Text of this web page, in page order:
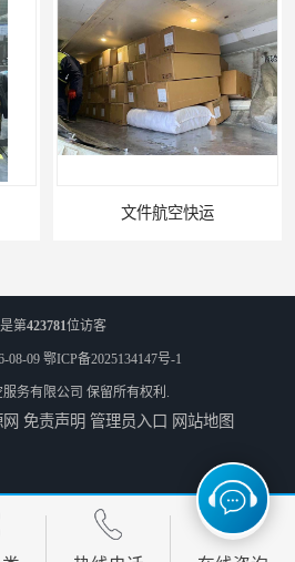
文件航空快运
武汉机场货运站电话
第423781位访客
08-09 鄂ICP备2025134147号-1
务有限公司 保留所有权利.
免责声明 管理员入口 网站地图